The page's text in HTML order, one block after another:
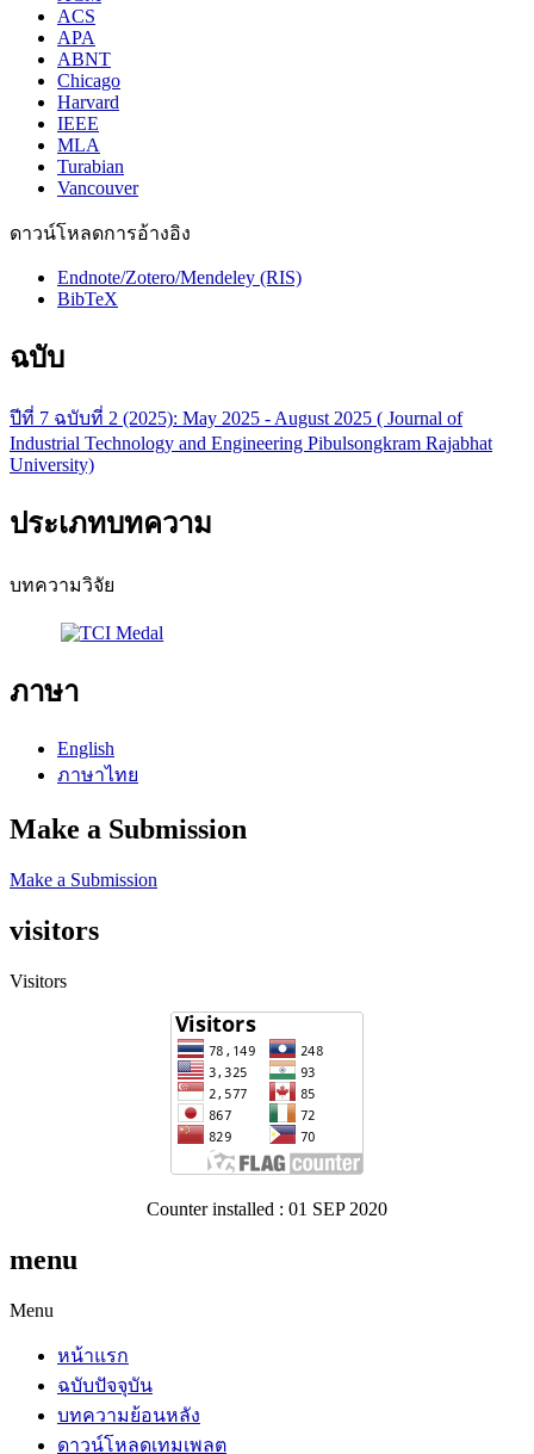
ACS
APA
ABNT
Chicago
Harvard
IEEE
MLA
Turabian
Vancouver
ดาวน์โหลดการอ้างอิง
Endnote/Zotero/Mendeley (RIS)
BibTeX
ฉบับ
ปีที่ 7 ฉบับที่ 2 (2025): May 2025 - August 2025 ( Journal of
Industrial Technology and Engineering Pibulsongkram Rajabhat
University)
ประเภทบทความ
บทความวิจัย
ภาษา
English
ภาษาไทย
Make a Submission
Make a Submission
visitors
Visitors
Counter installed : 01 SEP 2020
menu
Menu
หน้าแรก
ฉบับปัจจุบัน
บทความย้อนหลัง
ดาวน์โหลดเทมเพลต